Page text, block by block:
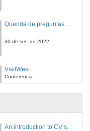
Quenda de preguntas. A Cidade Termal de Chaves
30 de set. de 2022
VisitWest
Conferencia
A Cidade Termal de Bath
An introduction to CV’s, letters, and job searching